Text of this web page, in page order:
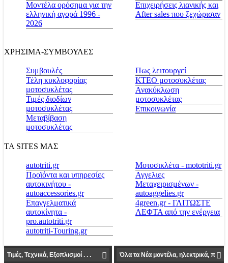
Μοντέλα ορόσημα για την
ελληνική αγορά 1996 -
2026
Επιχειρήσεις λιανικής και
After sales που ξεχώρισαν
ΧΡΗΣΙΜΑ-ΣΥΜΒΟΥΛΕΣ
Συμβουλές
Τέλη κυκλοφορίας
μοτοσυκλέτας
Τιμές διοδίων
μοτοσυκλέτας
Μεταβίβαση
μοτοσυκλέτας
Πως λειτουργεί
ΚΤΕΟ μοτοσυκλέτας
Ανακύκλωση
μοτοσυκλέτας
Επικοινωνία
ΤΑ SITES ΜΑΣ
autotriti.gr
Προϊόντα και υπηρεσίες
αυτοκινήτου -
autoaccessories.gr
Επαγγελματικά
αυτοκίνητα -
pro.autotriti.gr
autotriti-Touring.gr
Μοτοσικλέτα - mototriti.gr
Αγγελιες
Μεταχειρισμένων -
autoaggelies.gr
4green.gr - ΓΛΙΤΩΣΤΕ
ΛΕΦΤΑ από την ενέργεια